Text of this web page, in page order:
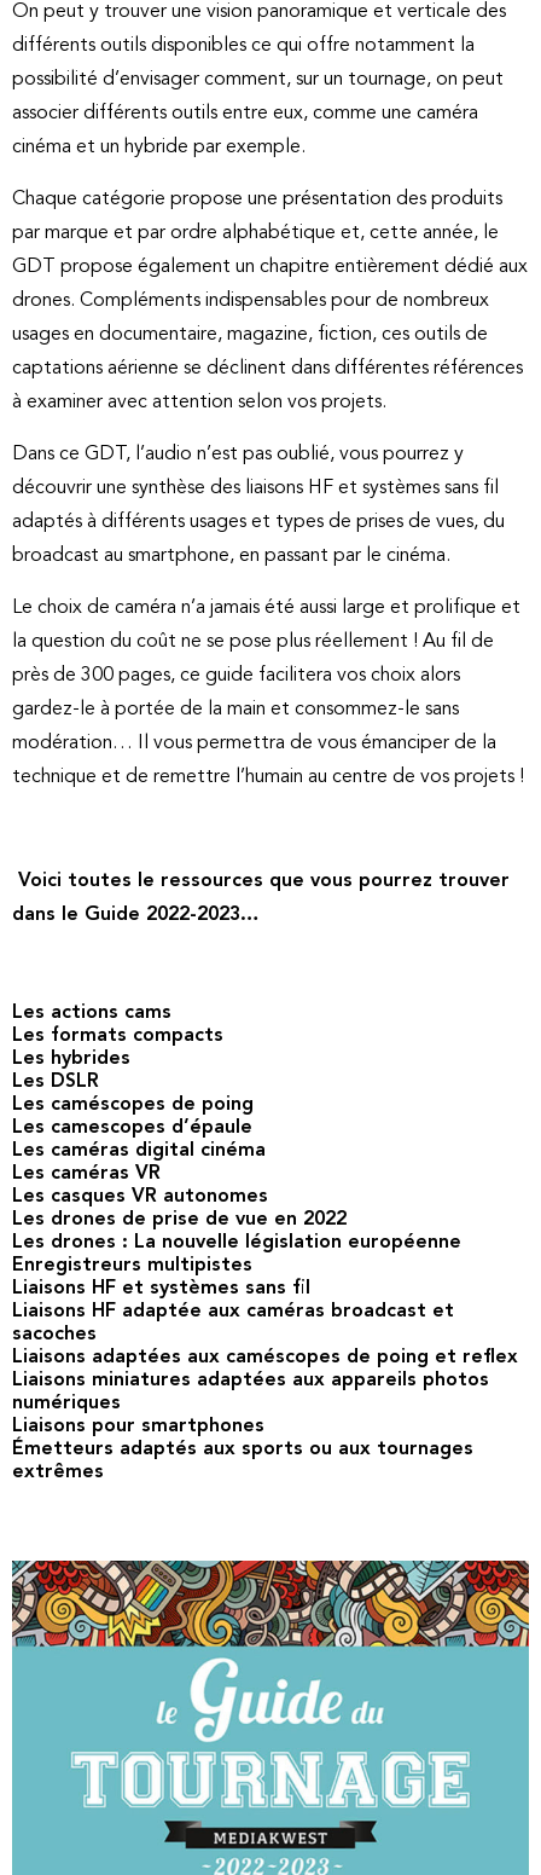
On peut y trouver une vision panoramique et verticale des
différents outils disponibles ce qui offre notamment la
possibilité d’envisager comment, sur un tournage, on peut
associer différents outils entre eux, comme une caméra
cinéma et un hybride par exemple.
Chaque catégorie propose une présentation des produits
par marque et par ordre alphabétique et, cette année, le
GDT propose également un chapitre entièrement dédié aux
drones. Compléments indispensables pour de nombreux
usages en documentaire, magazine, fiction, ces outils de
captations aérienne se déclinent dans différentes références
à examiner avec attention selon vos projets.
Dans ce GDT, l’audio n’est pas oublié, vous pourrez y
découvrir une synthèse des liaisons HF et systèmes sans fil
adaptés à différents usages et types de prises de vues, du
broadcast au smartphone, en passant par le cinéma.
Le choix de caméra n’a jamais été aussi large et prolifique et
la question du coût ne se pose plus réellement ! Au fil de
près de 300 pages, ce guide facilitera vos choix alors
gardez-le à portée de la main et consommez-le sans
modération… Il vous permettra de vous émanciper de la
technique et de remettre l’humain au centre de vos projets !
Voici toutes le ressources que vous pourrez trouver
dans le Guide 2022-2023…
Les actions cams
Les formats compacts
Les hybrides
Les DSLR
Les caméscopes de poing
Les camescopes d’épaule
Les caméras digital cinéma
Les caméras VR
Les casques VR autonomes
Les drones de prise de vue en 2022
Les drones : La nouvelle législation européenne
Enregistreurs multipistes
Liaisons HF et systèmes sans fil
Liaisons HF adaptée aux caméras broadcast et
sacoches
Liaisons adaptées aux caméscopes de poing et reflex
Liaisons miniatures adaptées aux appareils photos
numériques
Liaisons pour smartphones
Émetteurs adaptés aux sports ou aux tournages
extrêmes